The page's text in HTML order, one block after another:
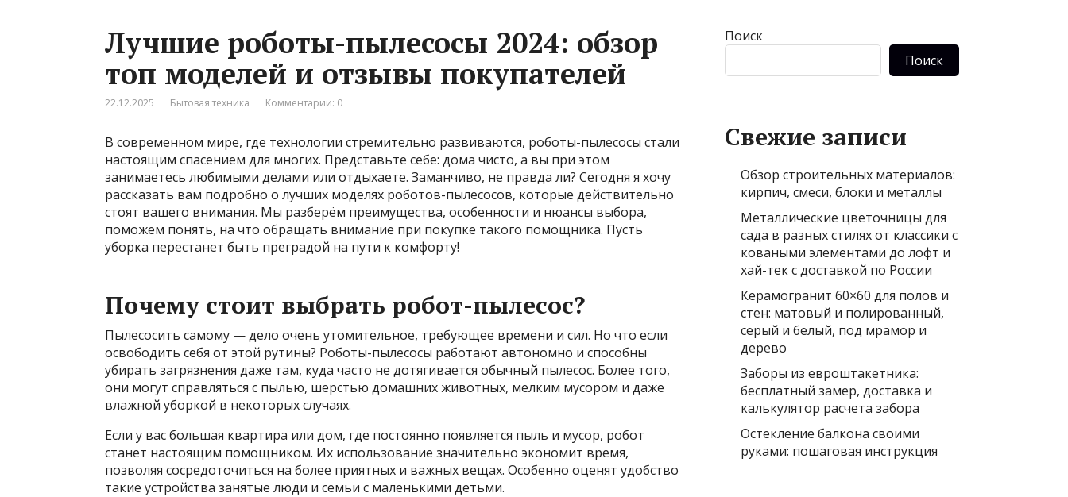
Лучшие роботы-пылесосы 2024: обзор
топ моделей и отзывы покупателей
22.12.2025 Бытовая техника Комментарии: 0
В современном мире, где технологии стремительно развиваются, роботы-пылесосы стали
настоящим спасением для многих. Представьте себе: дома чисто, а вы при этом
занимаетесь любимыми делами или отдыхаете. Заманчиво, не правда ли? Сегодня я хочу
рассказать вам подробно о лучших моделях роботов-пылесосов, которые действительно
стоят вашего внимания. Мы разберём преимущества, особенности и нюансы выбора,
поможем понять, на что обращать внимание при покупке такого помощника. Пусть
уборка перестанет быть преградой на пути к комфорту!
Почему стоит выбрать робот-пылесос?
Пылесосить самому — дело очень утомительное, требующее времени и сил. Но что если
освободить себя от этой рутины? Роботы-пылесосы работают автономно и способны
убирать загрязнения даже там, куда часто не дотягивается обычный пылесос. Более того,
они могут справляться с пылью, шерстью домашних животных, мелким мусором и даже
влажной уборкой в некоторых случаях.
Если у вас большая квартира или дом, где постоянно появляется пыль и мусор, робот
станет настоящим помощником. Их использование значительно экономит время,
позволяя сосредоточиться на более приятных и важных вещах. Особенно оценят удобство
такие устройства занятые люди и семьи с маленькими детьми.
Поиск
Поиск
Свежие записи
Обзор строительных материалов:
кирпич, смеси, блоки и металлы
Металлические цветочницы для
сада в разных стилях от классики с
коваными элементами до лофт и
хай-тек с доставкой по России
Керамогранит 60×60 для полов и
стен: матовый и полированный,
серый и белый, под мрамор и
дерево
Заборы из евроштакетника:
бесплатный замер, доставка и
калькулятор расчета забора
Остекление балкона своими
руками: пошаговая инструкция